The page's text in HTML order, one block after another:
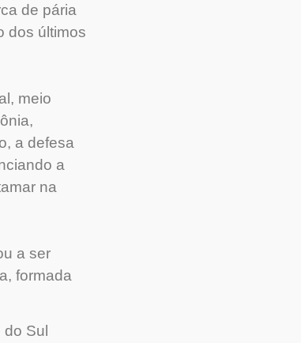
de pária
dos últimos
meio
a defesa
a
na
a ser
formada
Sul